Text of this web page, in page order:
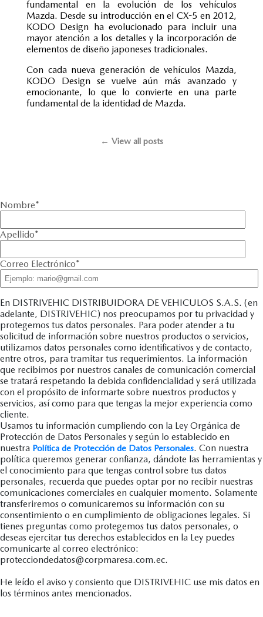
fundamental en la evolución de los vehículos
Mazda. Desde su introducción en el CX-5 en 2012,
KODO Design ha evolucionado para incluir una
mayor atención a los detalles y la incorporación de
elementos de diseño japoneses tradicionales.
Con cada nueva generación de vehículos Mazda,
KODO Design se vuelve aún más avanzado y
emocionante, lo que lo convierte en una parte
fundamental de la identidad de Mazda.
← View all posts
Nombre*
Apellido*
Correo Electrónico*
En DISTRIVEHIC DISTRIBUIDORA DE VEHICULOS S.A.S. (en
adelante, DISTRIVEHIC) nos preocupamos por tu privacidad y
protegemos tus datos personales. Para poder atender a tu
solicitud de información sobre nuestros productos o servicios,
utilizamos datos personales como identificativos y de contacto,
entre otros, para tramitar tus requerimientos. La información
que recibimos por nuestros canales de comunicación comercial
se tratará respetando la debida confidencialidad y será utilizada
con el propósito de informarte sobre nuestros productos y
servicios, así como para que tengas la mejor experiencia como
cliente.
Usamos tu información cumpliendo con la Ley Orgánica de
Protección de Datos Personales y según lo establecido en
nuestra Política de Protección de Datos Personales. Con nuestra
política queremos generar confianza, dándote las herramientas y
el conocimiento para que tengas control sobre tus datos
personales, recuerda que puedes optar por no recibir nuestras
comunicaciones comerciales en cualquier momento. Solamente
transferiremos o comunicaremos su información con su
consentimiento o en cumplimiento de obligaciones legales. Si
tienes preguntas como protegemos tus datos personales, o
deseas ejercitar tus derechos establecidos en la Ley puedes
comunicarte al correo electrónico:
protecciondedatos@corpmaresa.com.ec.
He leído el aviso y consiento que DISTRIVEHIC use mis datos en
los términos antes mencionados.